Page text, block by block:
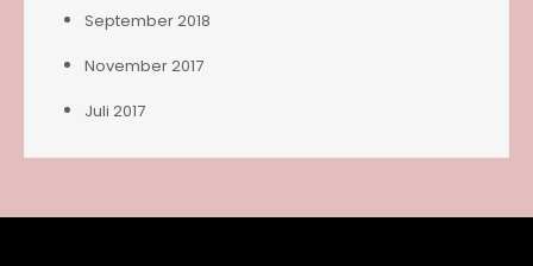
September 2018
November 2017
Juli 2017